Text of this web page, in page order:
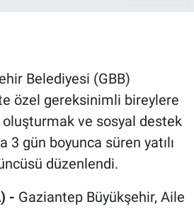
Belediyesi (GBB)
özel gereksinimli bireylere
oluşturmak ve sosyal destek
3 gün boyunca süren yatılı
düzenlendi.
- Gaziantep Büyükşehir, Aile